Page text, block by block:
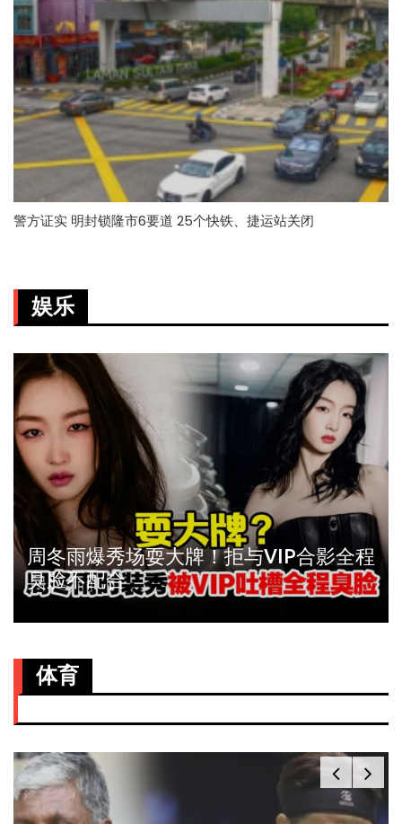
警方证实 明封锁隆市6要道 25个快铁、捷运站关闭
娱乐
周冬雨爆秀场耍大牌！拒与VIP合影全程
臭脸不配合
体育